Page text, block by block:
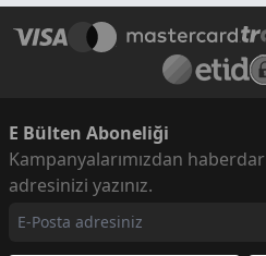
E Bülten Aboneliği
Kampanyalarımızdan
adresinizi yazınız.